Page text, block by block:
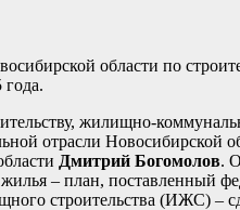
области по
жилищно-
отрасли Новосибирской
Дмитрий Богомолов.
– план, поставленный
строительства (ИЖС) –